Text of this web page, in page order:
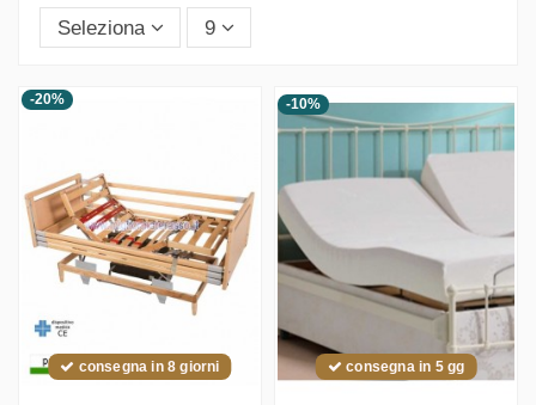
Seleziona 9
-20%
consegna in 8 giorni
-10%
consegna in 5 gg